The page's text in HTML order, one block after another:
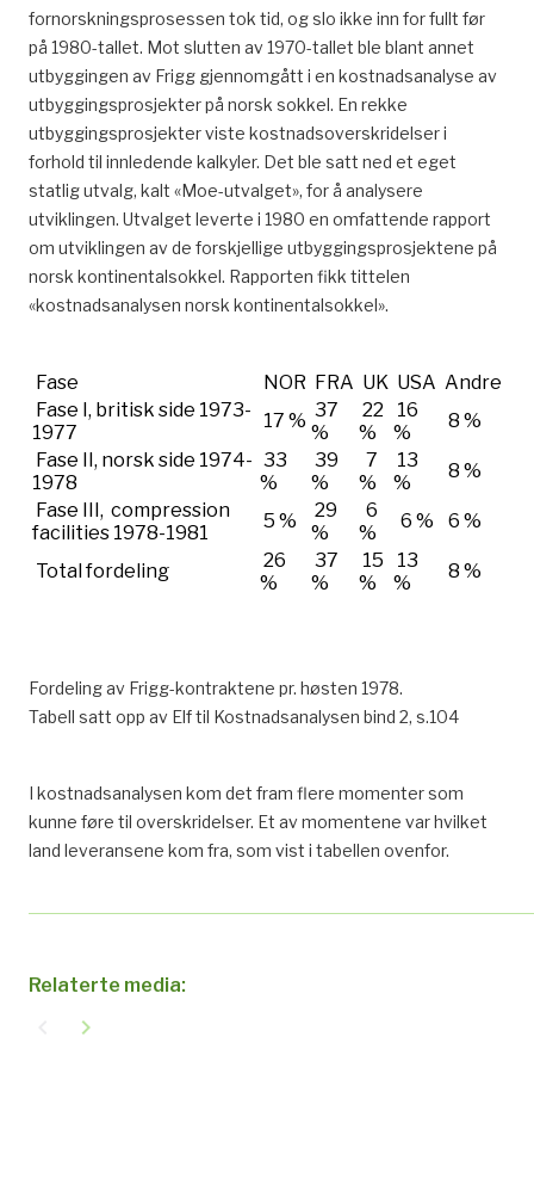
fornorskningsprosessen tok tid, og slo ikke inn for fullt før
på 1980-tallet. Mot slutten av 1970-tallet ble blant annet
utbyggingen av Frigg gjennomgått i en kostnadsanalyse av
utbyggingsprosjekter på norsk sokkel. En rekke
utbyggingsprosjekter viste kostnadsoverskridelser i
forhold til innledende kalkyler. Det ble satt ned et eget
statlig utvalg, kalt «Moe-utvalget», for å analysere
utviklingen. Utvalget leverte i 1980 en omfattende rapport
om utviklingen av de forskjellige utbyggingsprosjektene på
norsk kontinentalsokkel. Rapporten fikk tittelen
«kostnadsanalysen norsk kontinentalsokkel».
Fase NOR FRA UK USA Andre
Fase I, britisk side 1973-
1977
17 % 37
%
22
%
16
%
8 %
Fase II, norsk side 1974-
1978
33
%
39
%
7
%
13
%
8 %
Fase III, compression
facilities 1978-1981
5 %
29
%
6
%
6 % 6 %
Total fordeling
26
%
37
%
15
%
13
%
8 %
Fordeling av Frigg-kontraktene pr. høsten 1978.
Tabell satt opp av Elf til Kostnadsanalysen bind 2, s.104
I kostnadsanalysen kom det fram flere momenter som
kunne føre til overskridelser. Et av momentene var hvilket
land leveransene kom fra, som vist i tabellen ovenfor.
Relaterte media:
navigate_next